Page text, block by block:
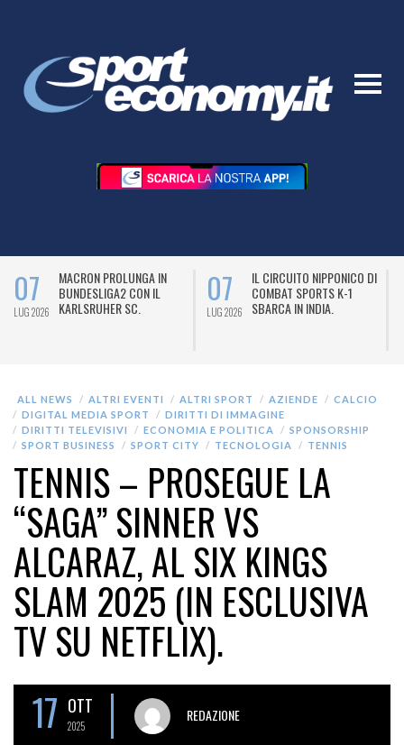
07
LUG 2026
MACRON PROLUNGA IN
BUNDESLIGA2 CON IL
KARLSRUHER SC.
07
LUG 2026
IL CIRCUITO NIPPONICO DI
COMBAT SPORTS K-1
SBARCA IN INDIA.
ALL NEWS ALTRI EVENTI ALTRI SPORT AZIENDE
CALCIO
DIGITAL MEDIA SPORT
DIRITTI DI IMMAGINE
DIRITTI TELEVISIVI
ECONOMIA E POLITICA
SPONSORSHIP
SPORT BUSINESS
SPORT CITY TECNOLOGIA TENNIS
TENNIS – PROSEGUE LA
“SAGA” SINNER VS
ALCARAZ, AL SIX KINGS
SLAM 2025 (IN ESCLUSIVA
TV SU NETFLIX).
17 OTT
2025
REDAZIONE